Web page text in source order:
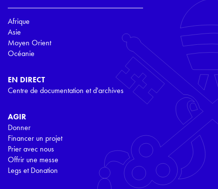
Afrique
Asie
Moyen Orient
Océanie
EN DIRECT
Centre de documentation et d'archives
AGIR
Donner
Financer un projet
Prier avec nous
Offrir une messe
Legs et Donation